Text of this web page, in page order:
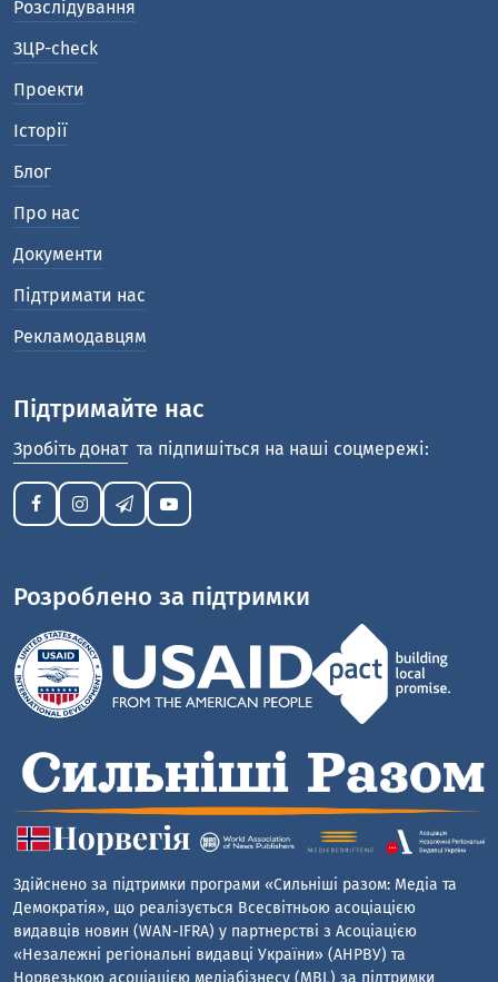
Розслідування
ЗЦР-check
Проекти
Історії
Блог
Про нас
Документи
Підтримати нас
Рекламодавцям
Підтримайте нас
Зробіть донат та підпишіться на наші соцмережі:
Розроблено за підтримки
Здійснено за підтримки програми «Сильніші разом: Медіа та
Демократія», що реалізується Всесвітньою асоціацією
видавців новин (WAN-IFRA) у партнерстві з Асоціацією
«Незалежні регіональні видавці України» (АНРВУ) та
Норвезькою асоціацією медіабізнесу (MBL) за підтримки